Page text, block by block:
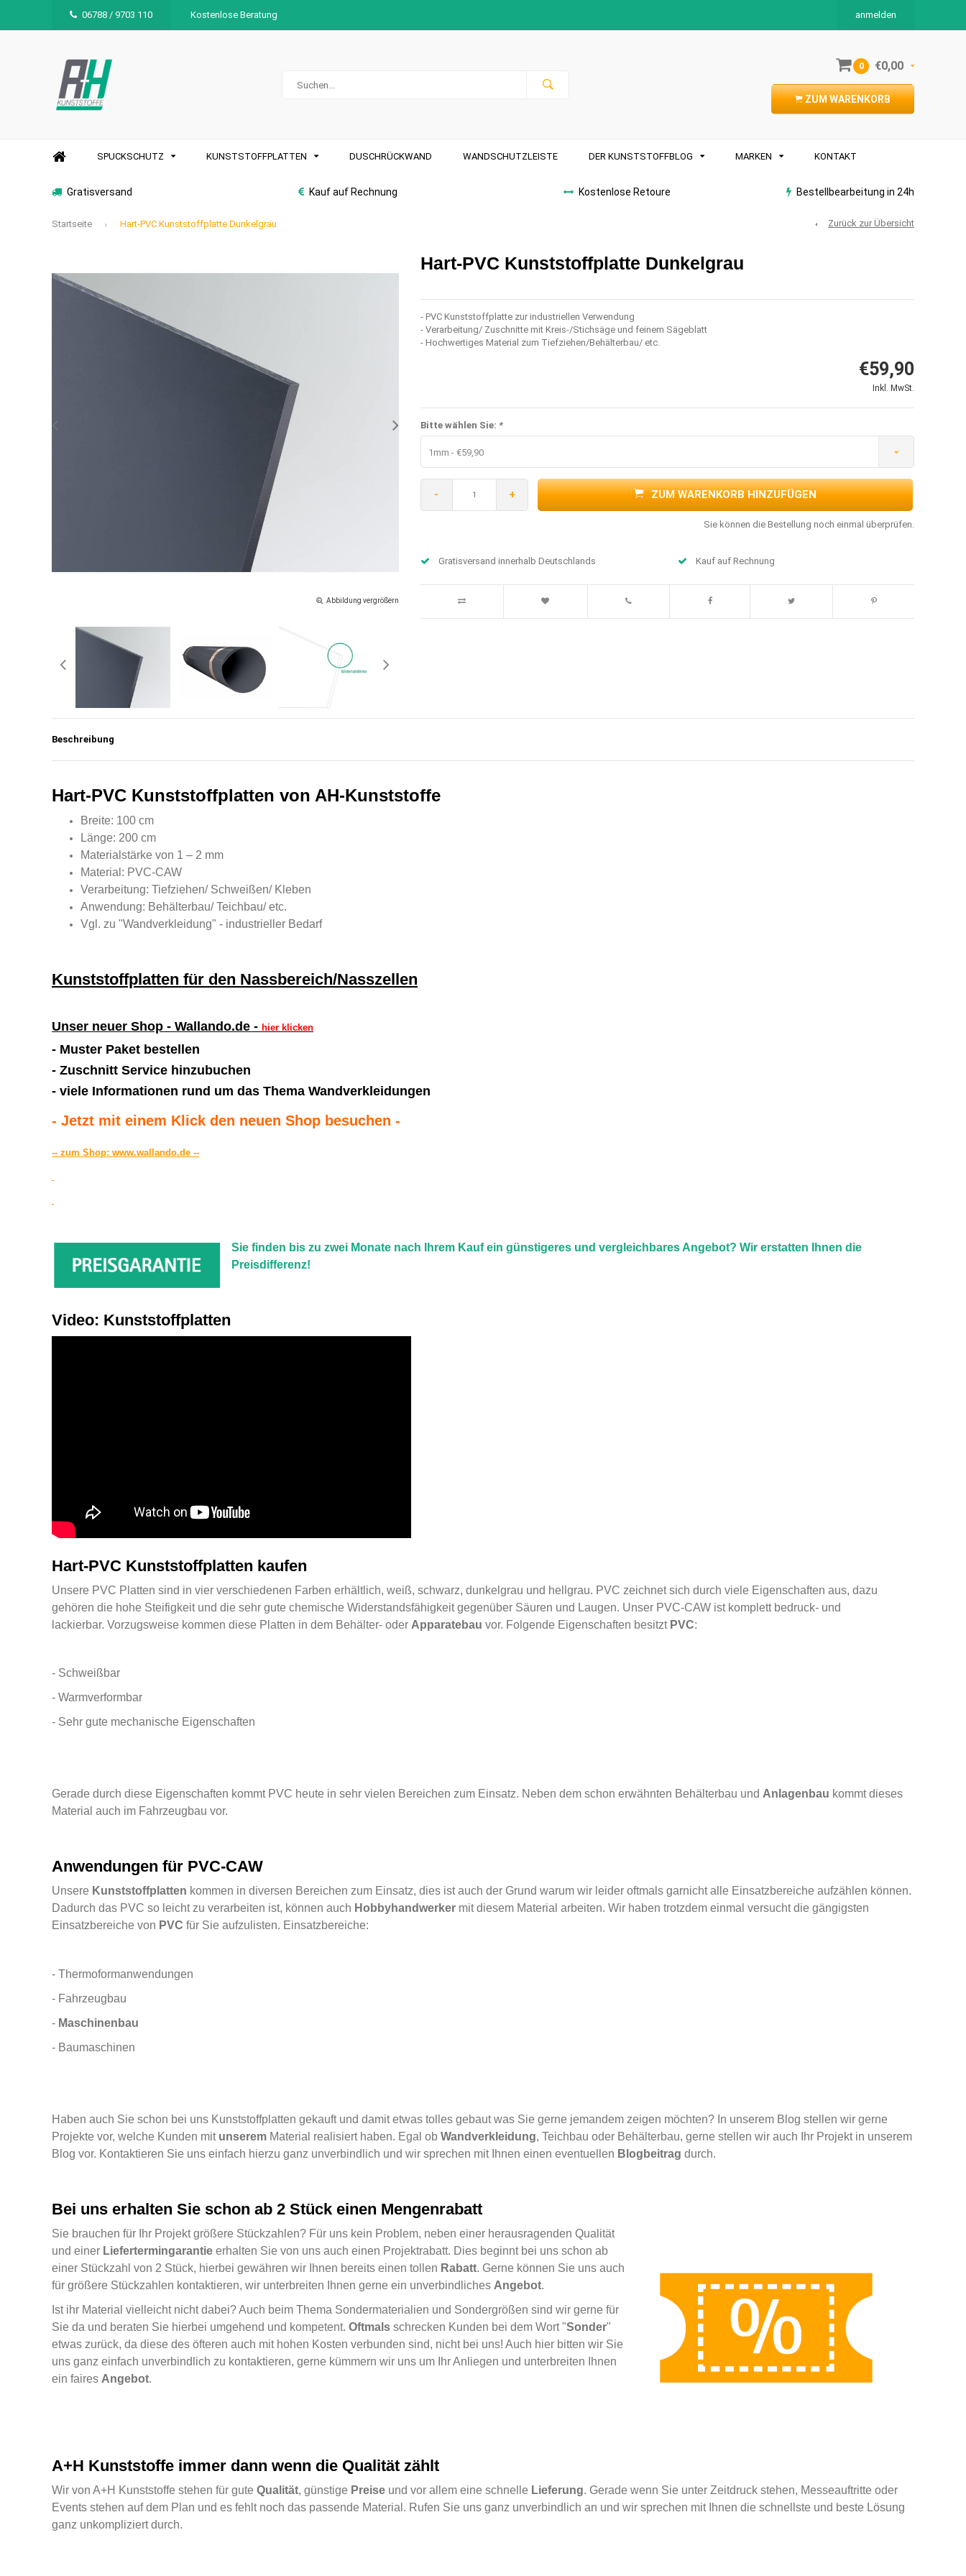
06788 / 9703 110 Kostenlose Beratung anmelden
0 €0,00
ZUM WARENKORB
SPUCKSCHUTZ KUNSTSTOFFPLATTEN DUSCHRÜCKWAND WANDSCHUTZLEISTE DER KUNSTSTOFFBLOG MARKEN KONTAKT
Gratisversand Kauf auf Rechnung Kostenlose Retoure Bestellbearbeitung in 24h
Startseite Hart-PVC Kunststoffplatte Dunkelgrau Zurück zur Übersicht
Abbildung vergrößern Abbildung vergrößern
Hart-PVC Kunststoffplatte Dunkelgrau
- PVC Kunststoffplatte zur industriellen Verwendung
- Verarbeitung/ Zuschnitte mit Kreis-/Stichsäge und feinem Sägeblatt
- Hochwertiges Material zum Tiefziehen/Behälterbau/ etc.
€59,90
Inkl. MwSt.
Bitte wählen Sie: *
1mm - €59,90
- + ZUM WARENKORB HINZUFÜGEN
Sie können die Bestellung noch einmal überprüfen.
Gratisversand innerhalb Deutschlands Kauf auf Rechnung
Beschreibung
Hart-PVC Kunststoffplatten von AH-Kunststoffe
Breite: 100 cm
Länge: 200 cm
Materialstärke von 1 – 2 mm
Material: PVC-CAW
Verarbeitung: Tiefziehen/ Schweißen/ Kleben
Anwendung: Behälterbau/ Teichbau/ etc.
Vgl. zu "Wandverkleidung" - industrieller Bedarf
Kunststoffplatten für den Nassbereich/Nasszellen
Unser neuer Shop - Wallando.de - hier klicken
- Muster Paket bestellen
- Zuschnitt Service hinzubuchen
- viele Informationen rund um das Thema Wandverkleidungen
- Jetzt mit einem Klick den neuen Shop besuchen -
-- zum Shop: www.wallando.de --
Sie finden bis zu zwei Monate nach Ihrem Kauf ein günstigeres und vergleichbares Angebot? Wir erstatten Ihnen die
Preisdifferenz!
Video: Kunststoffplatten
Hart-PVC Kunststoffplatten kaufen
Unsere PVC Platten sind in vier verschiedenen Farben erhältlich, weiß, schwarz, dunkelgrau und hellgrau. PVC zeichnet sich durch viele Eigenschaften aus, dazu
gehören die hohe Steifigkeit und die sehr gute chemische Widerstandsfähigkeit gegenüber Säuren und Laugen. Unser PVC-CAW ist komplett bedruck- und
lackierbar. Vorzugsweise kommen diese Platten in dem Behälter- oder Apparatebau vor. Folgende Eigenschaften besitzt PVC:
- Schweißbar
- Warmverformbar
- Sehr gute mechanische Eigenschaften
Gerade durch diese Eigenschaften kommt PVC heute in sehr vielen Bereichen zum Einsatz. Neben dem schon erwähnten Behälterbau und Anlagenbau kommt dieses
Material auch im Fahrzeugbau vor.
Anwendungen für PVC-CAW
Unsere Kunststoffplatten kommen in diversen Bereichen zum Einsatz, dies ist auch der Grund warum wir leider oftmals garnicht alle Einsatzbereiche aufzählen können.
Dadurch das PVC so leicht zu verarbeiten ist, können auch Hobbyhandwerker mit diesem Material arbeiten. Wir haben trotzdem einmal versucht die gängigsten
Einsatzbereiche von PVC für Sie aufzulisten. Einsatzbereiche:
- Thermoformanwendungen
- Fahrzeugbau
- Maschinenbau
- Baumaschinen
Haben auch Sie schon bei uns Kunststoffplatten gekauft und damit etwas tolles gebaut was Sie gerne jemandem zeigen möchten? In unserem Blog stellen wir gerne
Projekte vor, welche Kunden mit unserem Material realisiert haben. Egal ob Wandverkleidung, Teichbau oder Behälterbau, gerne stellen wir auch Ihr Projekt in unserem
Blog vor. Kontaktieren Sie uns einfach hierzu ganz unverbindlich und wir sprechen mit Ihnen einen eventuellen Blogbeitrag durch.
Bei uns erhalten Sie schon ab 2 Stück einen Mengenrabatt
Sie brauchen für Ihr Projekt größere Stückzahlen? Für uns kein Problem, neben einer herausragenden Qualität
und einer Liefertermingarantie erhalten Sie von uns auch einen Projektrabatt. Dies beginnt bei uns schon ab
einer Stückzahl von 2 Stück, hierbei gewähren wir Ihnen bereits einen tollen Rabatt. Gerne können Sie uns auch
für größere Stückzahlen kontaktieren, wir unterbreiten Ihnen gerne ein unverbindliches Angebot.
Ist ihr Material vielleicht nicht dabei? Auch beim Thema Sondermaterialien und Sondergrößen sind wir gerne für
Sie da und beraten Sie hierbei umgehend und kompetent. Oftmals schrecken Kunden bei dem Wort "Sonder"
etwas zurück, da diese des öfteren auch mit hohen Kosten verbunden sind, nicht bei uns! Auch hier bitten wir Sie
uns ganz einfach unverbindlich zu kontaktieren, gerne kümmern wir uns um Ihr Anliegen und unterbreiten Ihnen
ein faires Angebot.
A+H Kunststoffe immer dann wenn die Qualität zählt
Wir von A+H Kunststoffe stehen für gute Qualität, günstige Preise und vor allem eine schnelle Lieferung. Gerade wenn Sie unter Zeitdruck stehen, Messeauftritte oder
Events stehen auf dem Plan und es fehlt noch das passende Material. Rufen Sie uns ganz unverbindlich an und wir sprechen mit Ihnen die schnellste und beste Lösung
ganz unkompliziert durch.